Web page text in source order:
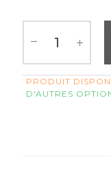
PRODUIT
D'AUTRES